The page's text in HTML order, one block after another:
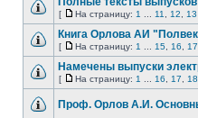
[ На страницу: 1 11 12 13
Книга Орлова АИ
[ На страницу: 1 15 16 17
Намечены выпуски
[ На страницу: 1 16 17 18
Проф. Орлов А.И.